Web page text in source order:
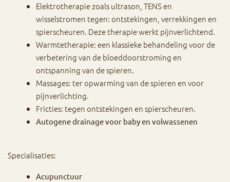
Elektrotherapie zoals ultrason, TENS en
wisselstromen tegen: ontstekingen, verrekkingen en
spierscheuren. Deze therapie werkt pijnverlichtend.
Warmtetherapie: een klassieke behandeling voor de
verbetering van de bloeddoorstroming en
ontspanning van de spieren.
Massages: ter opwarming van de spieren en voor
pijnverlichting.
Fricties: tegen ontstekingen en spierscheuren.
Autogene drainage voor baby en volwassenen
Specialisaties:
Acupunctuur